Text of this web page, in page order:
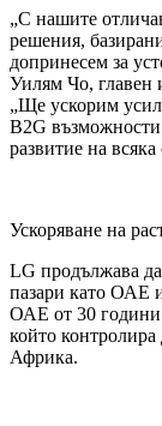
„С нашите
решения,
допринесем за
Уилям Чо, главен
„Ще ускорим
B2G
развитие на всяка
Ускоряване на
LG продължава
пазари като ОАЕ
ОАЕ от 30 години
който контролира
Африка.